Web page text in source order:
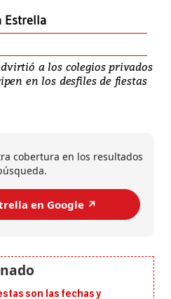
Estrella
a los colegios privados
en los desfiles de fiestas
cobertura en los resultados
en Google ↗️
son las fechas y